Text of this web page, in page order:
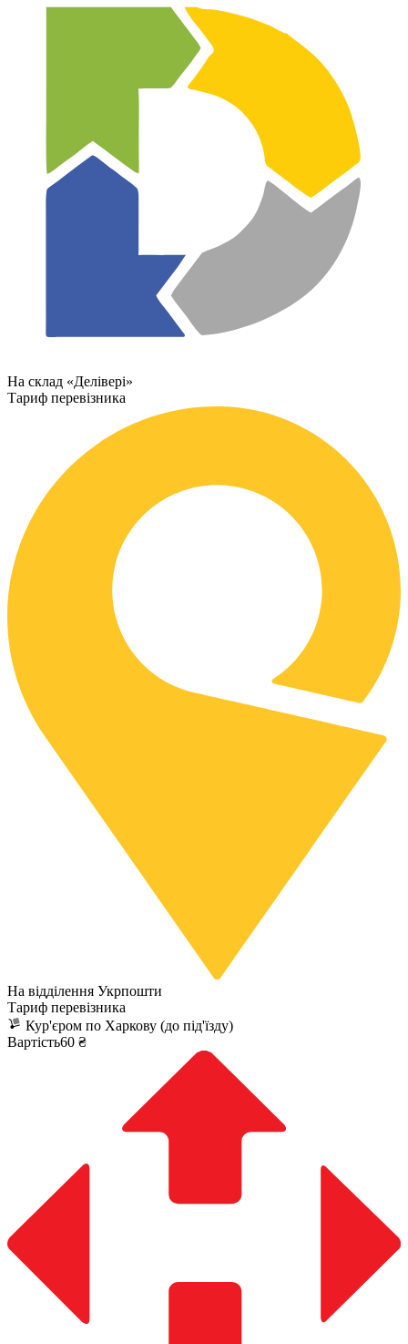
На склад «Делівері»
Тариф перевізника
На відділення Укрпошти
Тариф перевізника
Кур'єром по Харкову (до під'їзду)
Вартість60 ₴